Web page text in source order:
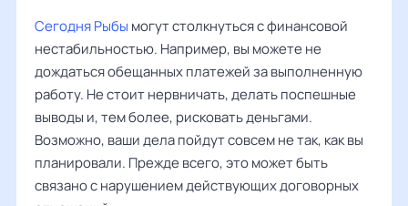
Сегодня Рыбы могут столкнуться с финансовой
нестабильностью. Например, вы можете не
дождаться обещанных платежей за выполненную
работу. Не стоит нервничать, делать поспешные
выводы и, тем более, рисковать деньгами.
Возможно, ваши дела пойдут совсем не так, как вы
планировали. Прежде всего, это может быть
связано с нарушением действующих договорных